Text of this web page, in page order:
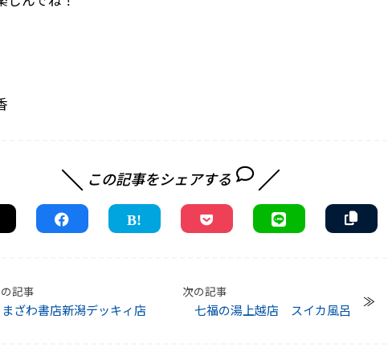
この記事をシェアする
記事
ざわ書店新潟デッキィ店
次の記事
七福の湯上越店 スイカ風呂